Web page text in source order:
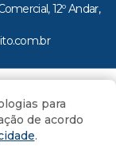
12º Andar,
4oito para
de acordo
.